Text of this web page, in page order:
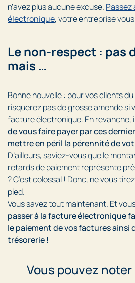
n’avez plus aucune excuse.
électronique, votre entreprise
Le non-respect : pas
mais …
Bonne nouvelle : pour vos clients
risquerez pas de grosse amende si
facture électronique. En revanche,
de vous faire payer par ces
mettre en péril la pérennité de
D’ailleurs, saviez-vous que le
retards de paiement représente
? C’est colossal ! Donc, ne vous
pied.
Vous savez tout maintenant. Et
passer à la facture électronique
le paiement de vos factures ainsi
trésorerie !
Vous pouvez